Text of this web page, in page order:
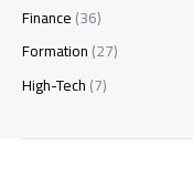
Finance(36)
Formation(27)
High-Tech(7)